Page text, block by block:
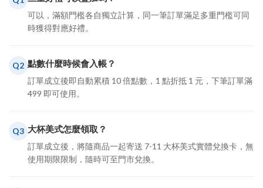
可以，滿額門檻各自獨立計算，同一筆訂單滿足多重門檻可同
時獲得對應好禮。
Q2 點數什麼時候會入帳？
訂單成立後即自動累積 10 倍點數，1 點折抵 1 元，下筆訂單滿
499 即可使用。
Q3 大杯美式怎麼領取？
訂單成立後，將隨商品一起寄送 7-11 大杯美式實體兌換卡，無
使用期限限制，隨時可至門市兌換。